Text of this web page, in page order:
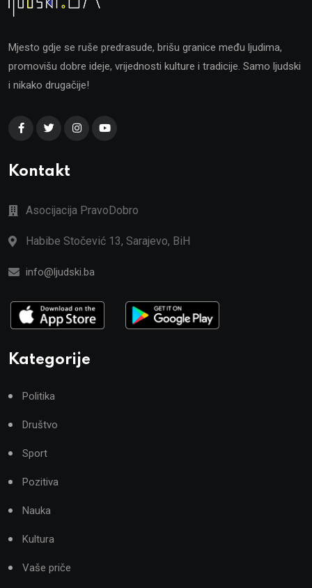
Mjesto gdje se ruše predrasude, brišu granice među ljudima,
promovišu dobre ideje, vrijednosti kulture i tradicije. Samo ljudski
i nikako drugačije!
Kontakt
Asocijacija PravoDobro
Habibe Stočević 13, Sarajevo, BiH
info@ljudski.ba
Kategorije
Politika
Društvo
Sport
Pozitiva
Nauka
Kultura
Vaše priče